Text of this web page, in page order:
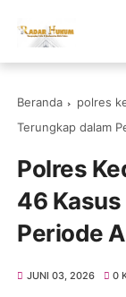
Beranda polres
Terungkap dalam
Polres
46
Periode
JUNI 03, 2026 0